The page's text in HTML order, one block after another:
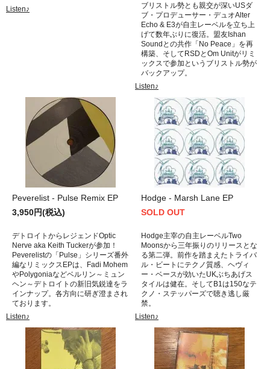
Listen♪
ブリストル勢とも親交が深いUSダ
ブ・プロデューサー・デュオAlter
Echo & E3が自主レーベルを立ち上
げて数年ぶりに復活。盟友Ishan
Soundとの共作「No Peace」を再
構築、そしてRSDとOm Unitがリミ
ックスで参加というブリストル勢が
バックアップ。
Listen♪
Peverelist - Pulse Remix EP
3,950円(税込)
デトロイトからレジェンドOptic
Nerve aka Keith Tuckerが参加！
Peverelistの「Pulse」シリーズ番外
編なリミックスEPは、Fadi Mohem
やPolygoniaなどベルリン～ミュン
ヘン～デトロイトの新旧気鋭達をラ
インナップ。各方向に研ぎ澄まされ
ております。
Listen♪
Hodge - Marsh Lane EP
SOLD OUT
Hodge主宰の自主レーベルTwo
Moonsから三年振りのリリースとな
る第二弾。前作を踏まえたトライバ
ル・ビートにテクノ質感、ヘヴィ
ー・ベースが効いたUKぶちあげス
タイルは健在。そしてB1は150なテ
クノ・ステッパーズで聴き逃し厳
禁。
Listen♪